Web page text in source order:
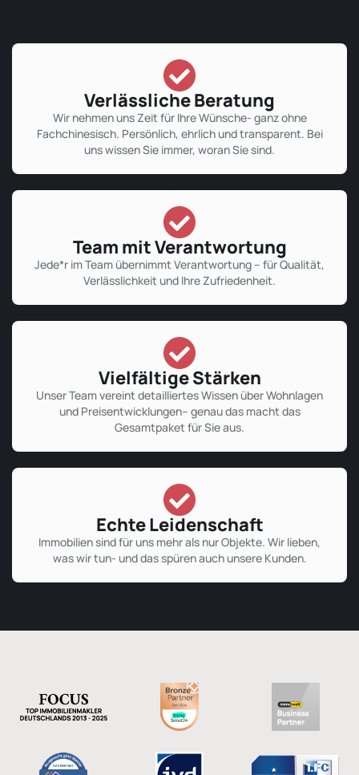
Verlässliche Beratung
Wir nehmen uns Zeit für Ihre Wünsche- ganz ohne
Fachchinesisch. Persönlich, ehrlich und transparent. Bei
uns wissen Sie immer, woran Sie sind.
Team mit Verantwortung
Jede*r im Team übernimmt Verantwortung – für Qualität,
Verlässlichkeit und Ihre Zufriedenheit.
Vielfältige Stärken
Unser Team vereint detailliertes Wissen über Wohnlagen
und Preisentwicklungen– genau das macht das
Gesamtpaket für Sie aus.
Echte Leidenschaft
Immobilien sind für uns mehr als nur Objekte. Wir lieben,
was wir tun- und das spüren auch unsere Kunden.